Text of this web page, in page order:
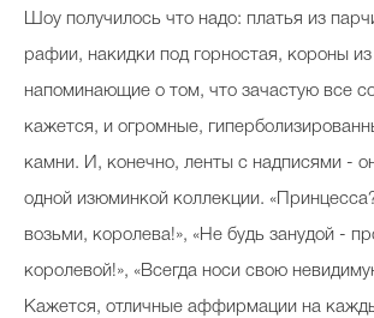
Шоу получилось что надо: платья из
рафии, накидки под горностая, короны из
напоминающие о том, что зачастую все
кажется, и огромные,
камни. И, конечно, ленты с надписями -
одной изюминкой коллекции.
возьми, королева!», «Не будь занудой -
королевой!», «Всегда носи свою
Кажется, отличные аффирмации на